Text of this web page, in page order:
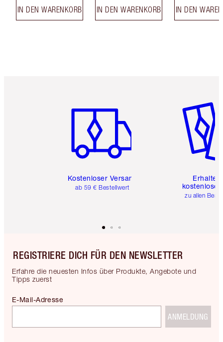
IN DEN WARENKORB IN DEN WARENKORB IN DEN
Kostenloser Versand
ab 59 € Bestellwert
Erhalte
kostenlose
zu allen
REGISTRIERE DICH FÜR DEN NEWSLETTER
Erfahre die neuesten Infos über Produkte, Angebote und
Tipps zuerst
E-Mail-Adresse
ANMELDUNG